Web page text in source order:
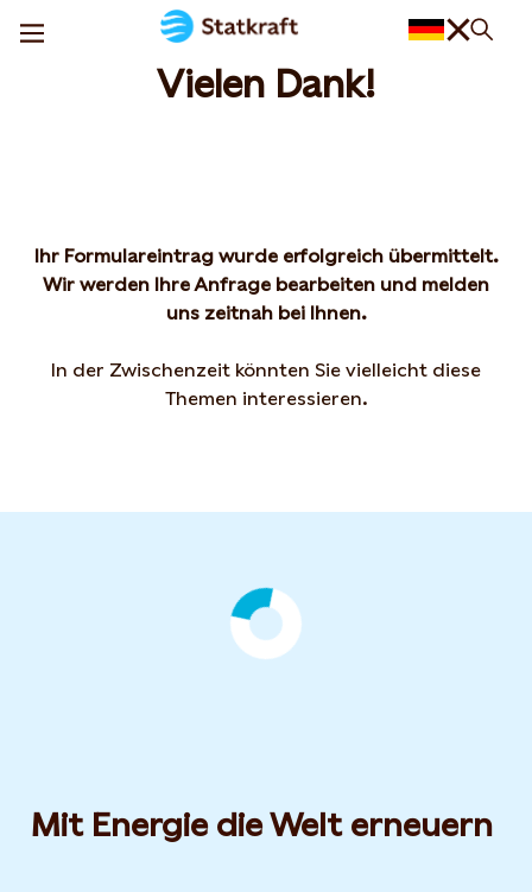
Vielen Dank!
Ihr Formulareintrag wurde erfolgreich übermittelt.
Wir werden Ihre Anfrage bearbeiten und melden
uns zeitnah bei Ihnen.
In der Zwischenzeit könnten Sie vielleicht diese
Themen interessieren.
Mit Energie die Welt erneuern